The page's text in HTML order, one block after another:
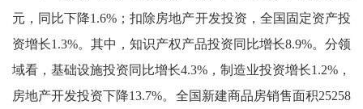
元，同比下降1.6%；扣除房地产开发投资，全国固定资产投
资增长1.3%。其中，知识产权产品投资同比增长8.9%。分领
域看，基础设施投资同比增长4.3%，制造业投资增长1.2%，
房地产开发投资下降13.7%。全国新建商品房销售面积25258